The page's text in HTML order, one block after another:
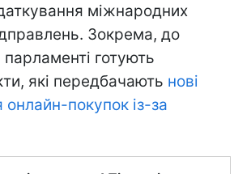
міжнародних
Зокрема, до
готують
які передбачають нові
покупок із-за